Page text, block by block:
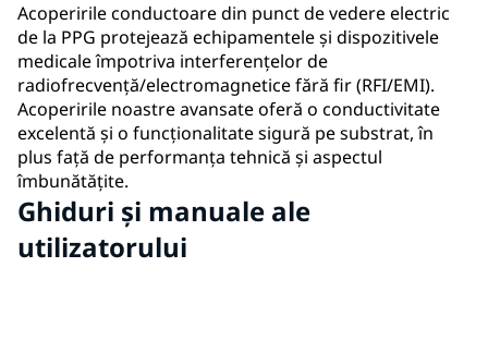
Acoperirile conductoare din punct de vedere electric
de la PPG protejează echipamentele și dispozitivele
medicale împotriva interferențelor de
radiofrecvență/electromagnetice fără fir (RFI/EMI).
Acoperirile noastre avansate oferă o conductivitate
excelentă și o funcționalitate sigură pe substrat, în
plus față de performanța tehnică și aspectul
îmbunătățite.
Ghiduri și manuale ale
utilizatorului